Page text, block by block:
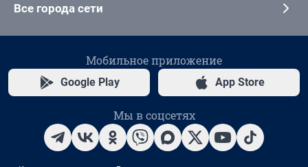
Все города сети
Мобильное приложение
Google Play App Store
Мы в соцсетях